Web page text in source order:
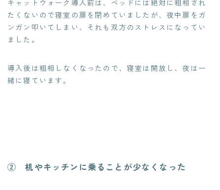
たくないので寝室の扉を閉めていましたが、夜中扉をガ
ンガン叩いてしまい、それも双方のストレスになってい
ました。
導入後は粗相しなくなったので、寝室は開放し、夜は一
緒に寝ています。
② 机やキッチンに乗ることが少なくなった